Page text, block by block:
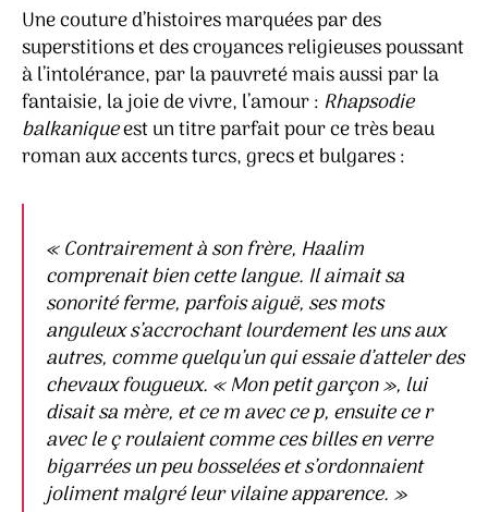
Une couture d’histoires marquées par des
superstitions et des croyances religieuses poussant
à l’intolérance, par la pauvreté mais aussi par la
fantaisie, la joie de vivre, l’amour : Rhapsodie
balkaniqueest un titre parfait pour ce très beau
roman aux accents turcs, grecs et bulgares :
«Contrairement à son frère, Haalim
comprenait bien cette langue. Il aimait sa
sonorité ferme, parfois aiguë, ses mots
anguleux s’accrochant lourdement les uns aux
autres, comme quelqu’un qui essaie d’atteler des
chevaux fougueux. « Mon petit garçon », lui
disait sa mère, et cemavec cep, ensuite cer
avecle çroulaient comme ces billes en verre
bigarrées un peu bosselées et s’ordonnaient
joliment malgré leur vilaine apparence. »